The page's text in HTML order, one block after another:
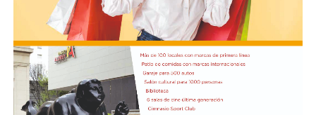
Participarán de la exhibición: Tecnicatura Universitaria
en Comunicación Audiovisual de la Universidad Nacional
de Mar del Plata, Escuela de Artes Visuales Martín A.
Malharro, Escuela Nacional de Experimentación y
Realización Cinematográfica sede Mar del Plata,
Instituto Superior Bristol, Talleres de Cine Comunitario
AlmaCine y CineTaller del EMTURyC, Taller de Cine